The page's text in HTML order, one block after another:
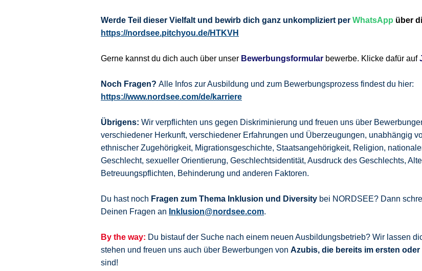
Werde Teil dieser Vielfalt und bewirb dich ganz unkompliziert per WhatsApp über
https://nordsee.pitchyou.de/HTKVH
Gerne kannst du dich auch über unser Bewerbungsformular bewerbe. Klicke dafür auf
Noch Fragen? Alle Infos zur Ausbildung und zum Bewerbungsprozess findest du hier:
https://www.nordsee.com/de/karriere
Übrigens: Wir verpflichten uns gegen Diskriminierung und freuen uns über
verschiedener Herkunft, verschiedener Erfahrungen und Überzeugungen, unabhängig
ethnischer Zugehörigkeit, Migrationsgeschichte, Staatsangehörigkeit, Religion,
Geschlecht, sexueller Orientierung, Geschlechtsidentität, Ausdruck des Geschlechts,
Betreuungspflichten, Behinderung und anderen Faktoren.
Du hast noch Fragen zum Thema Inklusion und Diversity bei NORDSEE? Dann
Deinen Fragen an Inklusion@nordsee.com.
By the way: Du bistauf der Suche nach einem neuen Ausbildungsbetrieb? Wir lassen
stehen und freuen uns auch über Bewerbungen von Azubis, die bereits im ersten
sind!